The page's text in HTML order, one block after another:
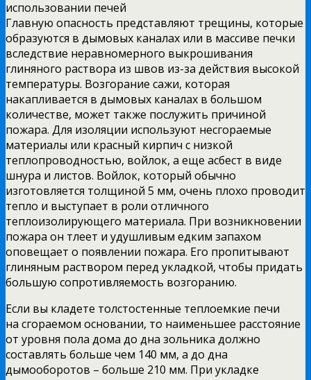
Главную опасность представляют трещины, которые
образуются в дымовых каналах или в массиве печки
вследствие неравномерного выкрошивания
глиняного раствора из швов из-за действия высокой
температуры. Возгорание сажи, которая
накапливается в дымовых каналах в большом
количестве, может также послужить причиной
пожара. Для изоляции используют несгораемые
материалы или красный кирпич с низкой
теплопроводностью, войлок, а еще асбест в виде
шнура и листов. Войлок, который обычно
изготовляется толщиной 5 мм, очень плохо проводит
тепло и выступает в роли отличного
теплоизолирующего материала. При возникновении
пожара он тлеет и удушливым едким запахом
оповещает о появлении пожара. Его пропитывают
глиняным раствором перед укладкой, чтобы придать
большую сопротивляемость возгоранию.
Если вы кладете толстостенные теплоемкие печи
на сгораемом основании, то наименьшее расстояние
от уровня пола дома до дна зольника должно
составлять больше чем 140 мм, а до дна
дымооборотов – больше 210 мм. При укладке